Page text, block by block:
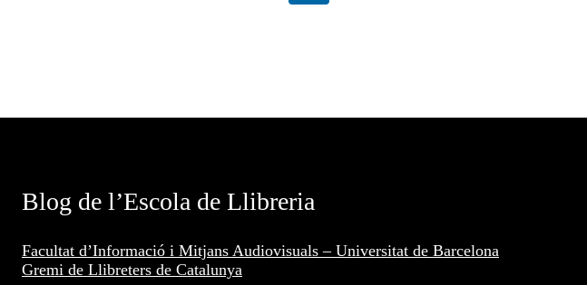
Blog de l’Escola de Llibreria
Facultat d’Informació i Mitjans Audiovisuals – Universitat de Barcelona
Gremi de Llibreters de Catalunya